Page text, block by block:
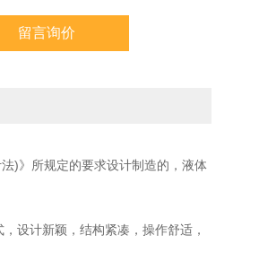
留言询价
)》所规定的要求设计制造的，液体
设计新颖，结构紧凑，操作舒适，